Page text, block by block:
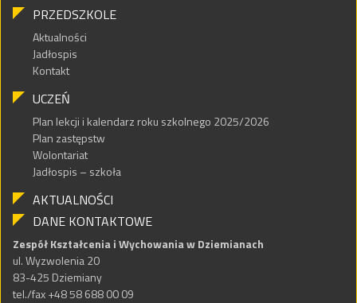
PRZEDSZKOLE
Aktualności
Jadłospis
Kontakt
UCZEŃ
Plan lekcji i kalendarz roku szkolnego 2025/2026
Plan zastępstw
Wolontariat
Jadłospis – szkoła
AKTUALNOŚCI
DANE KONTAKTOWE
Zespół Kształcenia i Wychowania w Dziemianach
ul. Wyzwolenia 20
83-425 Dziemiany
tel./fax +48 58 688 00 09